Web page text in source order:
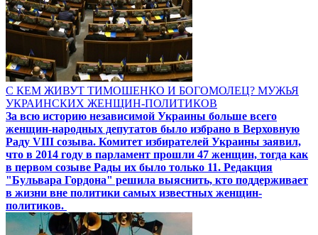
С КЕМ ЖИВУТ ТИМОШЕНКО И БОГОМОЛЕЦ? МУЖЬЯ
УКРАИНСКИХ ЖЕНЩИН-ПОЛИТИКОВ
За всю историю независимой Украины больше всего
женщин-народных депутатов было избрано в Верховную
Раду VIII созыва. Комитет избирателей Украины заявил,
что в 2014 году в парламент прошли 47 женщин, тогда как
в первом созыве Рады их было только 11. Редакция
"Бульвара Гордона" решила выяснить, кто поддерживает
в жизни вне политики самых известных женщин-
политиков.